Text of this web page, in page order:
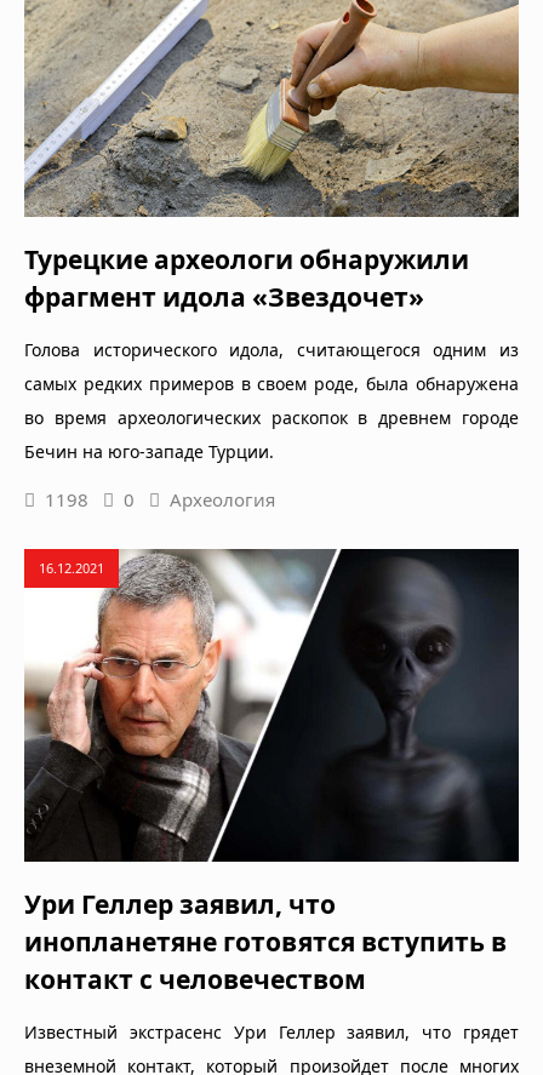
Турецкие археологи обнаружили
фрагмент идола «Звездочет»
Голова исторического идола, считающегося одним из
самых редких примеров в своем роде, была обнаружена
во время археологических раскопок в древнем городе
Бечин на юго-западе Турции.
1198 0 Археология
16.12.2021
Ури Геллер заявил, что
инопланетяне готовятся вступить в
контакт с человечеством
Известный экстрасенс Ури Геллер заявил, что грядет
внеземной контакт, который произойдет после многих